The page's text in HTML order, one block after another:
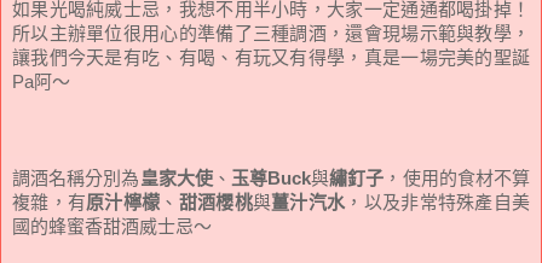
如果光喝純威士忌，我想不用半小時，大家一定通通都喝掛掉！
所以主辦單位很用心的準備了三種調酒，還會現場示範與教學，
讓我們今天是有吃、有喝、有玩又有得學，真是一場完美的聖誕
Pa阿～
調酒名稱分別為 皇家大使、 玉尊Buck與繡釘子 ，使用的食材不算
複雜，有原汁檸檬 、 甜酒櫻桃與薑汁汽水 ，以及非常特殊產自美
國的蜂蜜香甜酒威士忌～